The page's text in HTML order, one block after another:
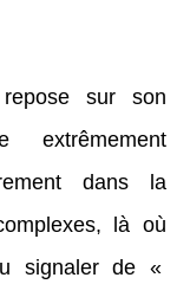
sur son
extrêmement
dans la
là où
signaler de «